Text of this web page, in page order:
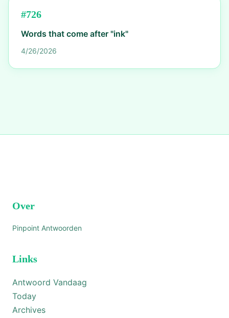
#726
Words that come after "ink"
4/26/2026
Over
Pinpoint Antwoorden
Links
Antwoord Vandaag
Today
Archives